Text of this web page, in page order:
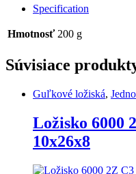
Explorer
Specification
Hmotnosť 200 g
Súvisiace
Guľkové ložiská,
Ložisko 6000
10x26x8